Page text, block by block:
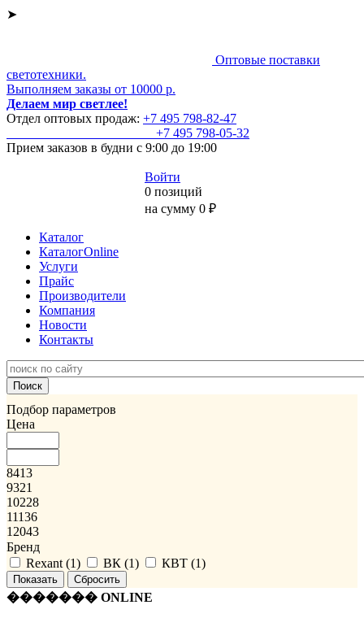
➤
Оптовые поставки
светотехники.
Выполняем заказы от 10000 р.
Делаем мир светлее!
Отдел оптовых продаж: +7 495 798-82-47
+7 495 798-05-32
Прием заказов в будни с 9:00 до 19:00
Войти
0 позиций
на сумму 0 ₽
Каталог
КаталогOnline
Услуги
Прайс
Производители
Компания
Новости
Контакты
Подбор параметров
Цена
8413
9321
10228
11136
12043
Бренд
Rexant (1) ВК (1) КВТ (1)
������� ONLINE